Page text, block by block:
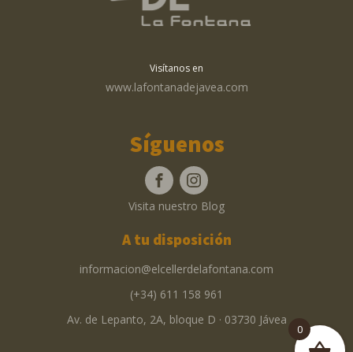
Visítanos en
www.lafontanadejavea.com
Síguenos
Visita nuestro Blog
A tu disposición
informacion@elcellerdelafontana.com
(+34) 611 158 961
Av. de Lepanto, 2A, bloque D · 03730 Jávea
0